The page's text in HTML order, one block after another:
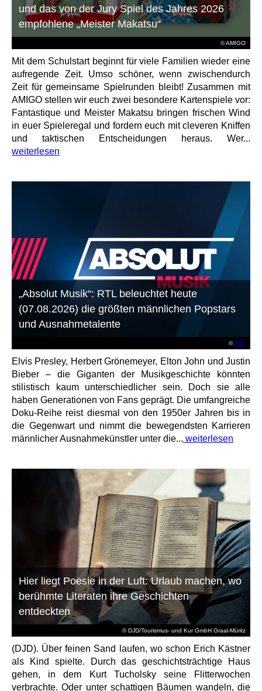
© AMIGO
und das von der Jury Spiel des Jahres 2026
empfohlene „Meister Makatsu“
Mit dem Schulstart beginnt für viele Familien wieder eine
aufregende Zeit. Umso schöner, wenn zwischendurch
Zeit für gemeinsame Spielrunden bleibt! Zusammen mit
AMIGO stellen wir euch zwei besondere Kartenspiele vor:
Fantastique und Meister Makatsu bringen frischen Wind
in euer Spieleregal und fordern euch mit cleveren Kniffen
und taktischen Entscheidungen heraus. Wer...
weiterlesen
©RTL
„Absolut Musik“: RTL beleuchtet heute
(07.08.2026) die größten männlichen Popstars
und Ausnahmetalente
Elvis Presley, Herbert Grönemeyer, Elton John und Justin
Bieber – die Giganten der Musikgeschichte könnten
stilistisch kaum unterschiedlicher sein. Doch sie alle
haben Generationen von Fans geprägt. Die umfangreiche
Doku-Reihe reist diesmal von den 1950er Jahren bis in
die Gegenwart und nimmt die bewegendsten Karrieren
männlicher Ausnahmekünstler unter die... weiterlesen
© DJD/Tourismus- und Kur GmbH Graal-Müritz
Hier liegt Poesie in der Luft: Urlaub machen, wo
berühmte Literaten ihre Geschichten
entdeckten
(DJD). Über feinen Sand laufen, wo schon Erich Kästner
als Kind spielte. Durch das geschichtsträchtige Haus
gehen, in dem Kurt Tucholsky seine Flitterwochen
verbrachte. Oder unter schattigen Bäumen wandeln, die